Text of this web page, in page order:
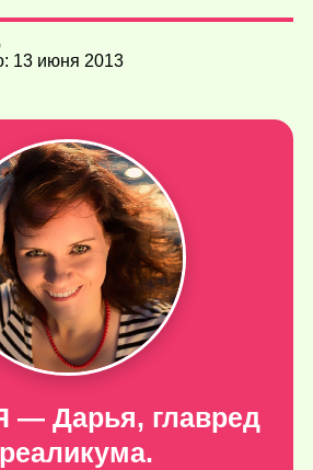
13 июня 2013
— Дарья, главред